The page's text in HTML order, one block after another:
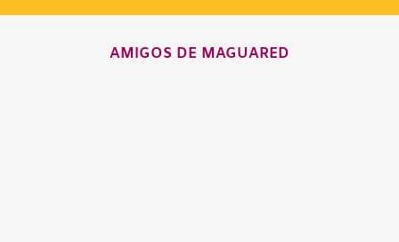
AMIGOS DE MAGUARED